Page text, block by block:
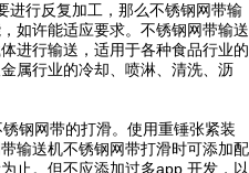
进行反复加工，那么不锈钢网带输
如许能适应要求。不锈钢网带输送
进行输送，适用于各种食品行业的
属行业的冷却、喷淋、清洗、沥
钢网带的打滑。使用重锤张紧装
输送机不锈钢网带打滑时可添加配
止。但不应添加过多app 开发，以